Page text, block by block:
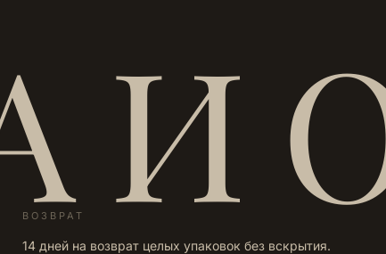
И
ВОЗВРАТ
14 дней на возврат целых упаковок без вскрытия.